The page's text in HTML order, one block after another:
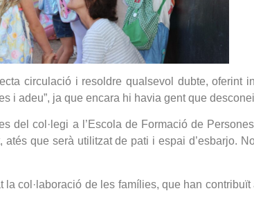
circulació i resoldre qualsevol dubte, oferint
i adeu”, ja que encara hi havia gent que
del col·legi a l’Escola de Formació de
que serà utilitzat de pati i espai d’esbarjo.
col·laboració de les famílies, que han